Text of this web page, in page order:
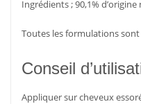
Ingrédients ; 90,1%
Toutes les formulations sont
Conseil
Appliquer sur cheveux